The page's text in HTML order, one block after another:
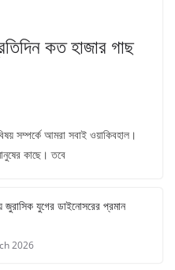
কত হাজার গাছ
সম্পর্কে আমরা সবাই ওয়াকিবহাল।
কাছে। তবে
জুরাসিক যুগের ডাইনোসরের প্রমান
2026